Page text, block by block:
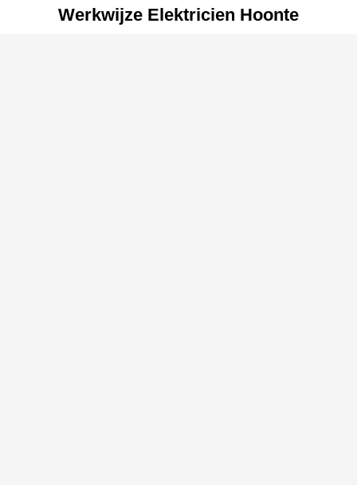
Werkwijze Elektricien Hoonte